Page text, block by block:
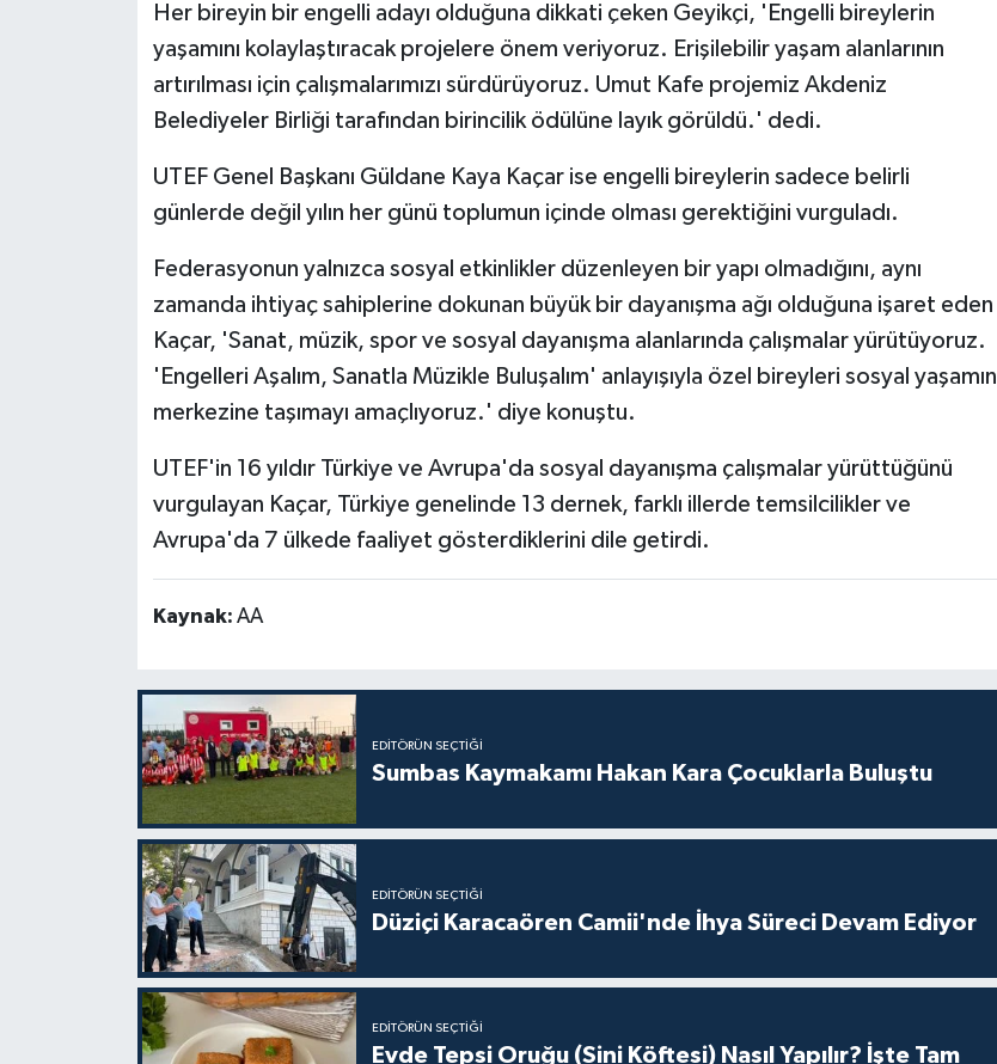
Her bireyin bir engelli adayı olduğuna dikkati çeken Geyikçi, 'Engelli bireylerin
yaşamını kolaylaştıracak projelere önem veriyoruz. Erişilebilir yaşam alanlarının
artırılması için çalışmalarımızı sürdürüyoruz. Umut Kafe projemiz Akdeniz
Belediyeler Birliği tarafından birincilik ödülüne layık görüldü.' dedi.
UTEF Genel Başkanı Güldane Kaya Kaçar ise engelli bireylerin sadece belirli
günlerde değil yılın her günü toplumun içinde olması gerektiğini vurguladı.
Federasyonun yalnızca sosyal etkinlikler düzenleyen bir yapı olmadığını, aynı
zamanda ihtiyaç sahiplerine dokunan büyük bir dayanışma ağı olduğuna işaret eden
Kaçar, 'Sanat, müzik, spor ve sosyal dayanışma alanlarında çalışmalar yürütüyoruz.
'Engelleri Aşalım, Sanatla Müzikle Buluşalım' anlayışıyla özel bireyleri sosyal yaşamın
merkezine taşımayı amaçlıyoruz.' diye konuştu.
UTEF'in 16 yıldır Türkiye ve Avrupa'da sosyal dayanışma çalışmalar yürüttüğünü
vurgulayan Kaçar, Türkiye genelinde 13 dernek, farklı illerde temsilcilikler ve
Avrupa'da 7 ülkede faaliyet gösterdiklerini dile getirdi.
Kaynak: AA
EDITÖRÜN SEÇTIĞI
Sumbas Kaymakamı Hakan Kara Çocuklarla Buluştu
EDITÖRÜN SEÇTIĞI
Düziçi Karacaören Camii'nde İhya Süreci Devam Ediyor
EDITÖRÜN SEÇTIĞI
Evde Tepsi Oruğu (Sini Köftesi) Nasıl Yapılır? İşte Tam